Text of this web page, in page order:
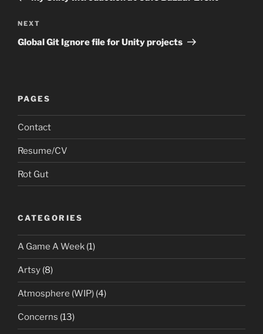
Next
Post
NEXT
Global Git Ignore file for Unity projects
PAGES
Contact
Resume/CV
Rot Gut
CATEGORIES
A Game A Week (1)
Artsy (8)
Atmosphere (WIP) (4)
Concerns (13)